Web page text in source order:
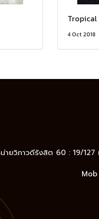
Tropical
4 Oct 2018
ายวิภาวดีรังสิต 60 : 19/